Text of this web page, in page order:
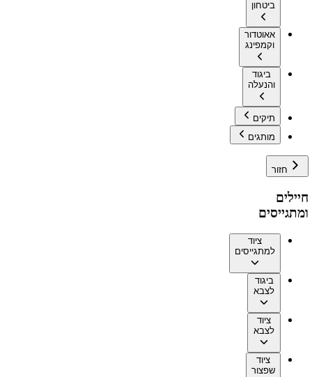
ביטחון
אאוטדור
וקמפינג
ביגוד
והנעלה
תיקים
מותגים
חזור
חיילים
ומתגייסים
ציוד
למתגייסים
ביגוד
לצבא
ציוד
לצבא
ציוד
שפצור